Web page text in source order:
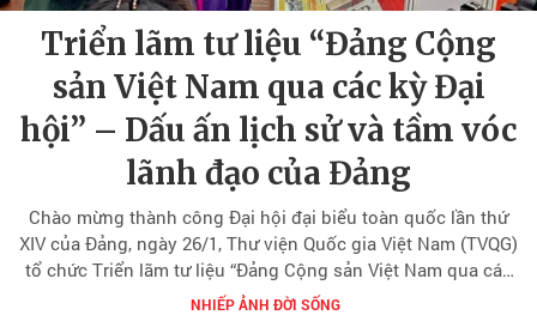
Triển lãm tư liệu “Đảng Cộng
sản Việt Nam qua các kỳ Đại
hội” – Dấu ấn lịch sử và tầm vóc
lãnh đạo của Đảng
Chào mừng thành công Đại hội đại biểu toàn quốc lần thứ
XIV của Đảng, ngày 26/1, Thư viện Quốc gia Việt Nam (TVQG)
tổ chức Triển lãm tư liệu “Đảng Cộng sản Việt Nam qua các
kỳ Đại hội”, nhằm tuyên truyền sâu rộng về vai trò lãnh đạo,
NHIẾP ẢNH ĐỜI SỐNG